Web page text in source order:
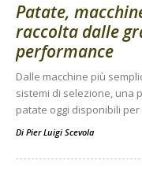
Patate,
raccolta dalle
performance
Dalle macchine più
sistemi di selezione, una
patate oggi disponibili
Di Pier Luigi Scevola